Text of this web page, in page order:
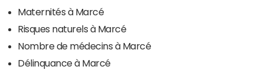
Maternités à Marcé
Risques naturels à Marcé
Nombre de médecins à Marcé
Délinquance à Marcé